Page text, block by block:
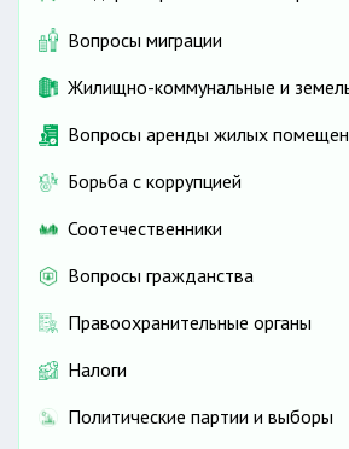
Вопросы миграции
Жилищно-коммунальные и
Вопросы аренды жилых
Борьба с коррупцией
Соотечественники
Вопросы гражданства
Правоохранительные органы
Налоги
Политические партии и выборы